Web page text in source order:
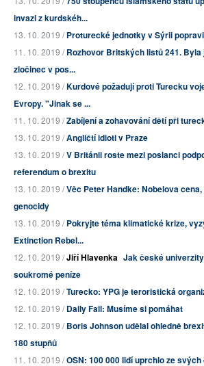
invazi z kurdskéh...
13. 10. 2019 /Proturecké jednotky v Sýrii
11. 10. 2019 /Rozhovor Britských listů 241.
zločinec v pos...
12. 10. 2019 /Kurdové požadují proti Turecku
Evropy. "Jinak se ...
11. 10. 2019 /Zabíjení a zohavování dětí při
13. 10. 2019 /Angličtí idioti v Praze
13. 10. 2019 /V Británii roste mezi poslanci
referendum o brexitu
13. 10. 2019 /Věc Peter Handke: Nobelova
genocidy
13. 10. 2019 /Pokryjte téma klimatické krize,
Extinction Rebel...
12. 10. 2019 /Jiří Hlavenka Jak české
soukromé peníze
12. 10. 2019 /Turecko: YPG je teroristická
12. 10. 2019 /Daily Fail: Musíme si pomáhat
12. 10. 2019 /Boris Johnson udělal ohledně
180 stupňů
11. 10. 2019 /OSN: 100 000 lidí uprchlo ze